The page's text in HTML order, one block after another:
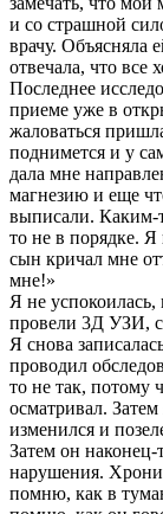
и со страшной
врачу. Объясняла
отвечала, что все
Последнее
приеме уже в
жаловаться
поднимется и у
дала мне
магнезию и еще
выписали. Каким-
то не в порядке. Я
сын кричал мне
мне!»
Я не
провели 3Д УЗИ,
Я снова
проводил
то не так, потому
осматривал.
изменился и
Затем он наконец-
нарушения.
помню, как в